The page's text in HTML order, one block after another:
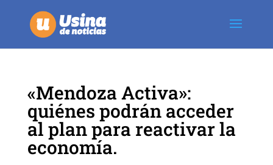
«Mendoza Activa»:
quiénes podrán acceder
al plan para reactivar la
economía.